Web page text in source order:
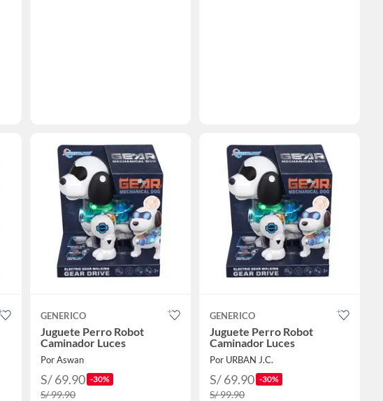
GENERICO
Juguete Perro Robot
Caminador Luces
Por Aswan
S/ 69.90 -30%
S/ 99.90
GENERICO
Juguete Perro Robot
Caminador Luces
Por URBAN J.C.
S/ 69.90 -30%
S/ 99.90